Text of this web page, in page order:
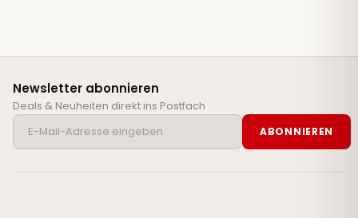
Newsletter abonnieren
Deals & Neuheiten direkt ins Postfach
ABONNIEREN